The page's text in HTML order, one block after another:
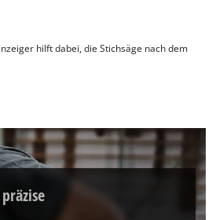
hilft dabei, die Stichsäge nach dem